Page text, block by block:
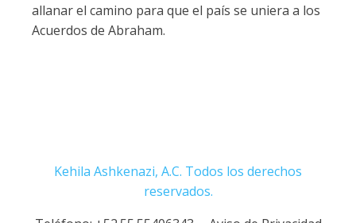
allanar el camino para que el país se uniera a los
Acuerdos de Abraham.
Kehila Ashkenazi, A.C. Todos los derechos
reservados.